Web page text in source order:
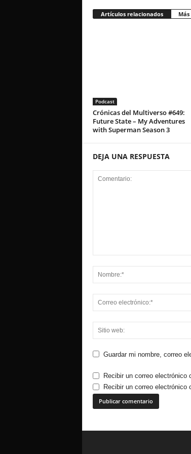
Artículos relacionados
Podcast
Crónicas del Multiverso #649:
Future State – My Adventures
with Superman Season 3
DEJA UNA RESPUESTA
Guardar mi nombre, correo
Recibir un correo
Recibir un correo electrónico